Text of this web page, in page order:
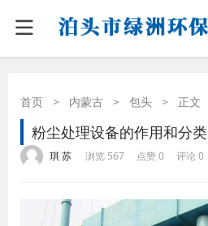
首页 > 内蒙古 > 包头 > 正文
粉尘处理设备的作用和分类
琪 苏 浏览 567 点赞 0 评论 0